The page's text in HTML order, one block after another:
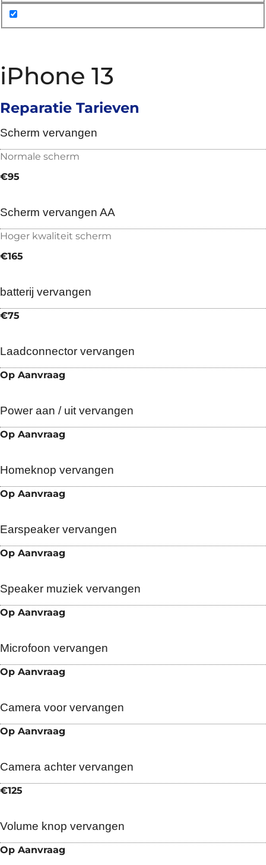
iPhone 13
Reparatie Tarieven
Scherm vervangen
Normale scherm
€95
Scherm vervangen AA
Hoger kwaliteit scherm
€165
batterij vervangen
€75
Laadconnector vervangen
Op Aanvraag
Power aan / uit vervangen
Op Aanvraag
Homeknop vervangen
Op Aanvraag
Earspeaker vervangen
Op Aanvraag
Speaker muziek vervangen
Op Aanvraag
Microfoon vervangen
Op Aanvraag
Camera voor vervangen
Op Aanvraag
Camera achter vervangen
€125
Volume knop vervangen
Op Aanvraag